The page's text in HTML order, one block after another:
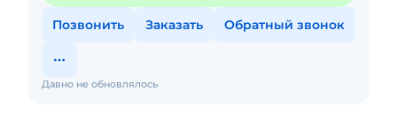
Позвонить Заказать Обратный звонок
Давно не обновлялось